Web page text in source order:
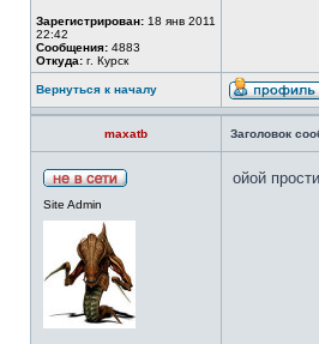
Зарегистрирован: 18 янв 2011
22:42
Сообщения: 4883
Откуда: г. Курск
Вернуться к началу
maxatb Заголовок
Site Admin
ойой